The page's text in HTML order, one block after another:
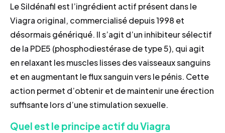
Le Sildénafil est l’ingrédient actif présent dans le
Viagra original, commercialisé depuis 1998 et
désormais génériqué. Il s’agit d’un inhibiteur sélectif
de la PDE5 (phosphodiestérase de type 5), qui agit
en relaxant les muscles lisses des vaisseaux sanguins
et en augmentant le flux sanguin vers le pénis. Cette
action permet d’obtenir et de maintenir une érection
suffisante lors d’une stimulation sexuelle.
Quel est le principe actif du Viagra